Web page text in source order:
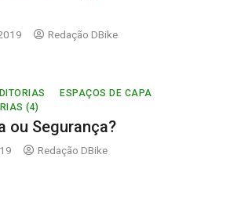
Redação DBike
ESPAÇOS DE CAPA
(4)
ou Segurança?
Redação DBike